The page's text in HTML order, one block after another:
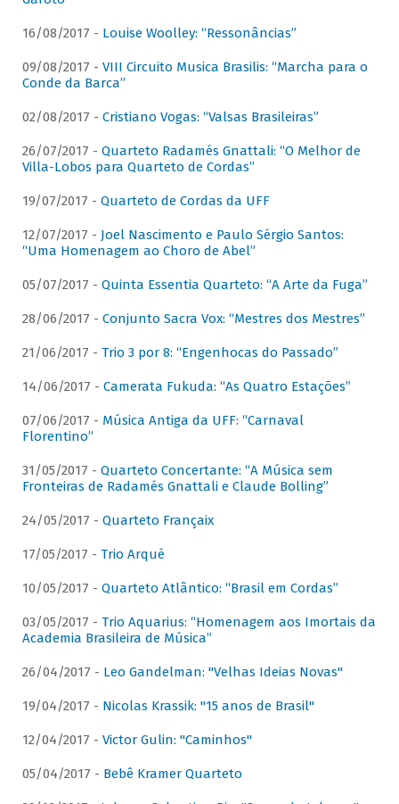
16/08/2017 - Louise Woolley: “Ressonâncias”
09/08/2017 - VIII Circuito Musica Brasilis: “Marcha para o
Conde da Barca”
02/08/2017 - Cristiano Vogas: “Valsas Brasileiras”
26/07/2017 - Quarteto Radamés Gnattali: “O Melhor de
Villa-Lobos para Quarteto de Cordas”
19/07/2017 - Quarteto de Cordas da UFF
12/07/2017 - Joel Nascimento e Paulo Sérgio Santos:
“Uma Homenagem ao Choro de Abel”
05/07/2017 - Quinta Essentia Quarteto: “A Arte da Fuga”
28/06/2017 - Conjunto Sacra Vox: “Mestres dos Mestres”
21/06/2017 - Trio 3 por 8: “Engenhocas do Passado”
14/06/2017 - Camerata Fukuda: “As Quatro Estações”
07/06/2017 - Música Antiga da UFF: “Carnaval
Florentino”
31/05/2017 - Quarteto Concertante: “A Música sem
Fronteiras de Radamés Gnattali e Claude Bolling”
24/05/2017 - Quarteto Françaix
17/05/2017 - Trio Arqué
10/05/2017 - Quarteto Atlântico: “Brasil em Cordas”
03/05/2017 - Trio Aquarius: “Homenagem aos Imortais da
Academia Brasileira de Música”
26/04/2017 - Leo Gandelman: "Velhas Ideias Novas"
19/04/2017 - Nicolas Krassik: "15 anos de Brasil"
12/04/2017 - Victor Gulin: "Caminhos"
05/04/2017 - Bebê Kramer Quarteto